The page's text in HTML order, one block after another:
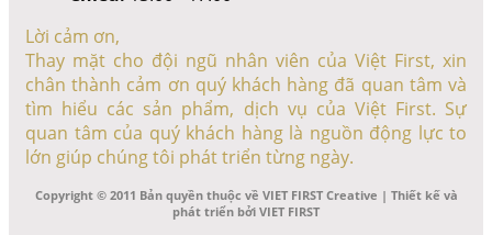
Lời cảm ơn,
Thay mặt cho đội ngũ nhân viên của Việt First, xin
chân thành cảm ơn quý khách hàng đã quan tâm và
tìm hiểu các sản phẩm, dịch vụ của Việt First. Sự
quan tâm của quý khách hàng là nguồn động lực to
lớn giúp chúng tôi phát triển từng ngày.
Copyright © 2011 Bản quyền thuộc về VIET FIRST Creative | Thiết kế và
phát triển bởi VIET FIRST